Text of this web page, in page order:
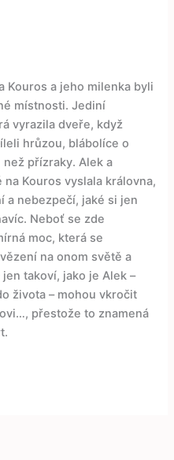
Kouros a jeho milenka byli
místnosti. Jediní
vyrazila dveře, když
hrůzou, blábolíce o
přízraky. Alek a
Kouros vyslala královna,
a nebezpečí, jaké si jen
Neboť se zde
moc, která se
na onom světě a
takoví, jako je Alek –
života – mohou vkročit
přestože to znamená